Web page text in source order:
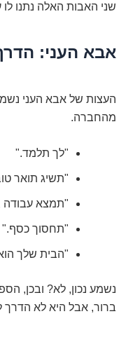
שני האבות האלה נתנו
אבא העני:
העצות של אבא העני
מהחברה.
"לך תלמד."
"תשיג תואר
"תמצא עבודה
"תחסוך כסף."
"הבית שלך
נשמע נכון, לא? ובכן,
ברור, אבל היא לא הדרך